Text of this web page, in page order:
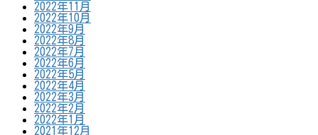
2022年11月
2022年10月
2022年9月
2022年8月
2022年7月
2022年6月
2022年5月
2022年4月
2022年3月
2022年2月
2022年1月
2021年12月